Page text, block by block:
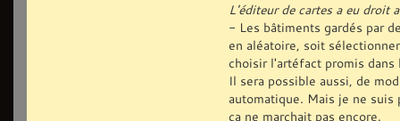
L'éditeur de cartes a eu droit
- Les bâtiments gardés par
en aléatoire, soit
choisir l'artéfact promis dans
Il sera possible aussi, de
automatique. Mais je ne
ça ne marchait pas encore.